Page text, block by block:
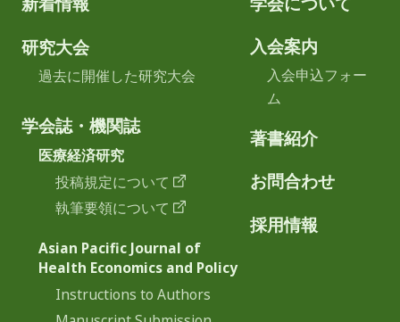
研究大会
過去に開催した研究大会
学会誌・機関誌
医療経済研究
投稿規定について
執筆要領について
Asian Pacific Journal of
Health Economics and Policy
Instructions to Authors
入会案内
入会申込フォー
ム
著書紹介
お問合わせ
採用情報